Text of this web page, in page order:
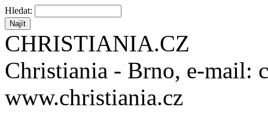
Hledat:
CHRISTIANIA.CZ
Christiania - Brno, e-mail:
www.christiania.cz